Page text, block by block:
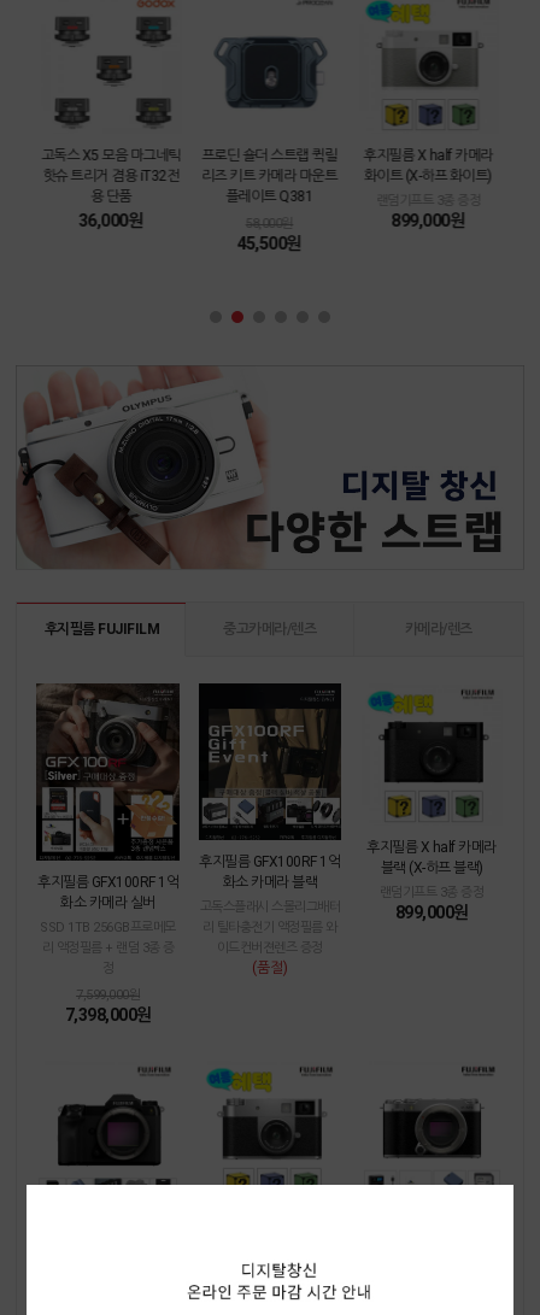
고독스 X5 모음 마그네틱
핫슈 트리거 겸용 iT32전
용 단품
36,000원
프로딘 숄더 스트랩 퀵릴
리즈 키트 카메라 마운트
플레이트 Q381
58,000원
45,500원
후지필름 X half 카메라
화이트 (X-하프 화이트)
랜덤기프트 3종 증정
899,000원
후지필름 FUJIFILM 중고카메라/렌즈 카메라/렌즈
후지필름 GFX100RF 1억
화소 카메라 실버
SSD 1TB 256GB프로메모
리 액정필름 + 랜덤 3종 증
7,599,000원
7,398,000원
후지필름 GFX100RF 1억
화소 카메라 블랙
고독스플래시 스몰리그배터
리 틸타충전기 액정필름 와
이드컨버젼렌즈 증정
(품절)
후지필름 X half 카메라
블랙 (X-하프 블랙)
랜덤기프트 3종 증정
899,000원
랜덤기프트 3종 증정
899,000원